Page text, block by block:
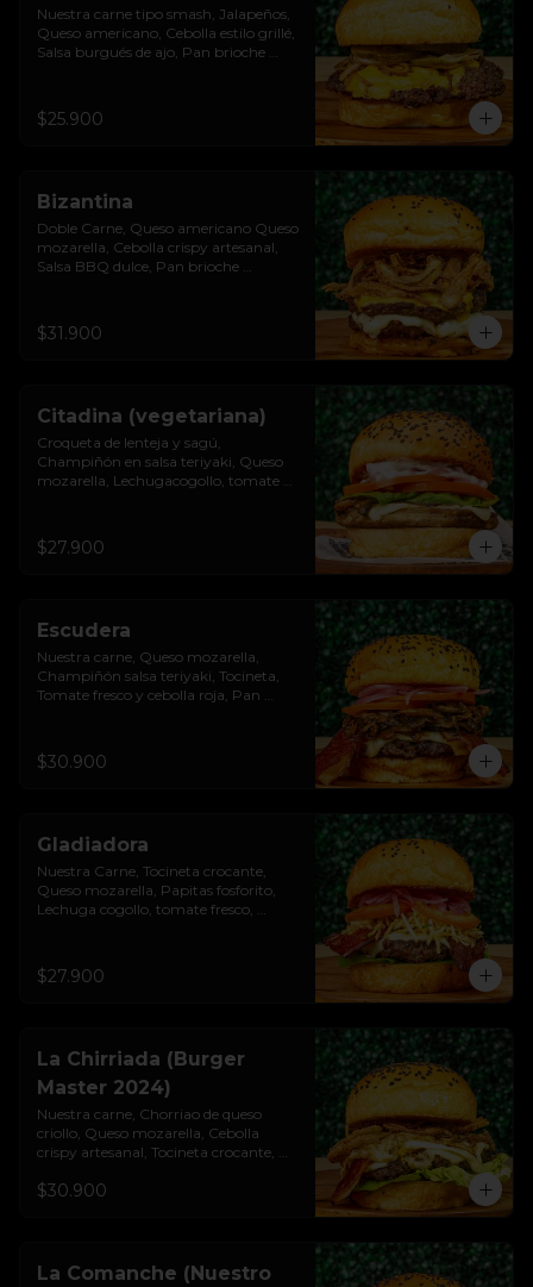
Nuestra carne tipo smash, Jalapeños,
Queso americano, Cebolla estilo grillé,
Salsa burgués de ajo, Pan brioche
$25.900
Bizantina
Doble Carne, Queso americano Queso
mozarella, Cebolla crispy artesanal,
Salsa BBQ dulce, Pan brioche
$31.900
Citadina (vegetariana)
Croqueta de lenteja y sagú,
Champiñón en salsa teriyaki, Queso
mozarella, Lechugacogollo, tomate
$27.900
Escudera
Nuestra carne, Queso mozarella,
Champiñón salsa teriyaki, Tocineta,
Tomate fresco y cebolla roja, Pan
$30.900
Gladiadora
Nuestra Carne, Tocineta crocante,
Queso mozarella, Papitas fosforito,
Lechuga cogollo, tomate fresco,
$27.900
La Chirriada (Burger
Master 2024)
Nuestra carne, Chorriao de queso
criollo, Queso mozarella, Cebolla
crispy artesanal, Tocineta crocante,
Pan brioche premium
$30.900
La Comanche (Nuestro